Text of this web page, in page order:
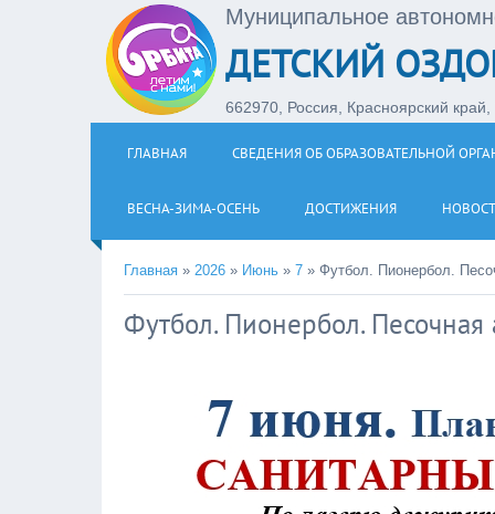
Муниципальное
ДЕТСКИЙ
662970, Россия, Красноярский
ГЛАВНАЯ СВЕДЕНИЯ ОБ ОБРАЗОВАТЕЛЬНОЙ
ВЕСНА-ЗИМА-ОСЕНЬ ДОСТИЖЕНИЯ
Главная » 2026 » Июнь » 7 » Футбол. Пионербол.
Футбол. Пионербол.